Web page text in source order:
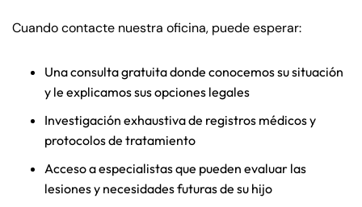
Cuando contacte nuestra oficina, puede esperar:
Una consulta gratuita donde conocemos su situación
y le explicamos sus opciones legales
Investigación exhaustiva de registros médicos y
protocolos de tratamiento
Acceso a especialistas que pueden evaluar las
lesiones y necesidades futuras de su hijo
Farmington - Hours
Answering Service
Monday
8:30 AM – 5:00
Enfield - Hours
Answering Service
Monday
8:30 AM – 5:00